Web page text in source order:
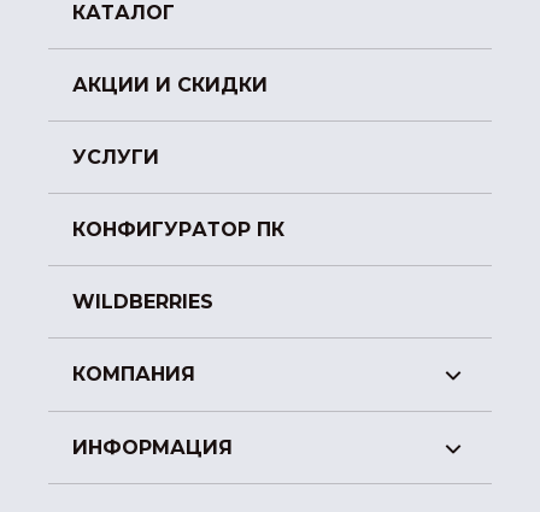
КАТАЛОГ
АКЦИИ И СКИДКИ
УСЛУГИ
КОНФИГУРАТОР ПК
WILDBERRIES
КОМПАНИЯ
ИНФОРМАЦИЯ